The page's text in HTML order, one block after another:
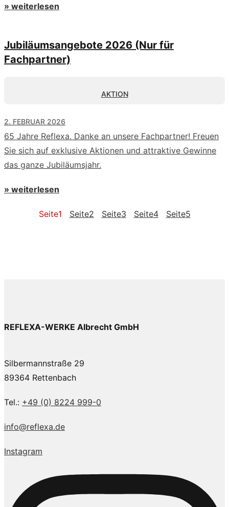
» weiterlesen
Jubiläumsangebote 2026 (Nur für
Fachpartner)
AKTION
2. FEBRUAR 2026
65 Jahre Reflexa. Danke an unsere Fachpartner! Freuen
Sie sich auf exklusive Aktionen und attraktive Gewinne
das ganze Jubiläumsjahr.
» weiterlesen
Seite1 Seite2 Seite3 Seite4 Seite5
REFLEXA-WERKE Albrecht GmbH
Silbermannstraße 29
89364 Rettenbach
Tel.: +49 (0) 8224 999-0
info@reflexa.de
Instagram